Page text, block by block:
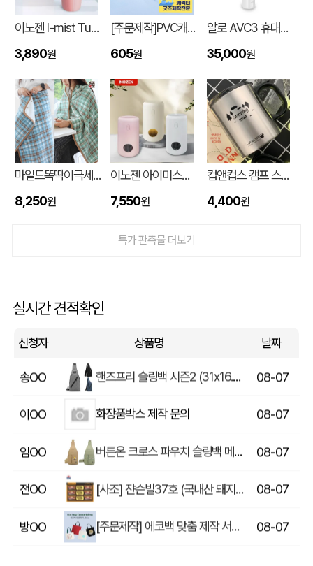
이노젠 I-mist Tumbler 미니가습기 420ml
3,890원
[주문제작]PVC캐릭터 디오네캔디볼펜(2D)
605원
알로 AVC3 휴대용 3in1 에어건 핸디 차량용 무선청소기
35,000원
마일드똑딱이극세사담요
8,250원
이노젠 아이미스트 에어 무드등 휴대용 무선가습기
7,550원
컵앤컵스 캠프 스텐 머그 440ml
4,400원
특가 판촉물 더보기
실시간 견적확인
신청자 상품명 날짜
이OO 입체형떡메모_(도자기레인보우) 08-08
이OO 상품제안(웰컴키트제작)
윤OO 08-07
송OO 핸즈프리 슬링백 시즌2 (31x16.5x6.5cm) 08-07
이OO 화장품박스 제작 문의 08-07
임OO 버튼온 크로스 파우치 슬링백 메신저백 Z763 08-07
전OO [사조] 쟌슨빌37호 (국내산 돼지고기100%) / 명절 선물세트 08-07
방OO [주문제작] 에코백 맞춤 제작 서비스 08-07